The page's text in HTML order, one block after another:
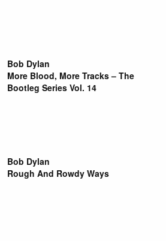
Bob Dylan
More Blood, More Tracks – The
Bootleg Series Vol. 14
Bob Dylan
Rough And Rowdy Ways